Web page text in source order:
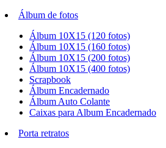
Álbum de fotos
Álbum 10X15 (120 fotos)
Álbum 10X15 (160 fotos)
Álbum 10X15 (200 fotos)
Álbum 10X15 (400 fotos)
Scrapbook
Álbum Encadernado
Álbum Auto Colante
Caixas para Album Encadernado
Porta retratos